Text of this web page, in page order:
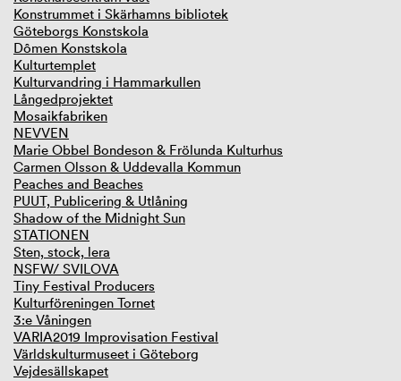
Konstrummet i Skärhamns bibliotek
Göteborgs Konstskola
Dômen Konstskola
Kulturtemplet
Kulturvandring i Hammarkullen
Långedprojektet
Mosaikfabriken
NEVVEN
Marie Obbel Bondeson & Frölunda Kulturhus
Carmen Olsson & Uddevalla Kommun
Peaches and Beaches
PUUT, Publicering & Utlåning
Shadow of the Midnight Sun
STATIONEN
Sten, stock, lera
NSFW/ SVILOVA
Tiny Festival Producers
Kulturföreningen Tornet
3:e Våningen
VARIA2019 Improvisation Festival
Världskulturmuseet i Göteborg
Vejdesällskapet